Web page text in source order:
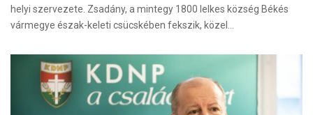
helyi szervezete. Zsadány, a mintegy 1800 lelkes község Békés
vármegye észak-keleti csücskében fekszik, közel…